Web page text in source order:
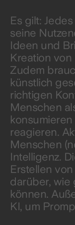
Es gilt:
seine
Ideen und
Kreation
Zudem
künstlich
richtigen
Menschen
reagieren.
Menschen
Intelligenz.
Erstellen
darüber, wie
können.
KI, um